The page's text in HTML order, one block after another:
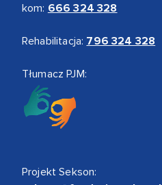
kom: 666 324 328
Rehabilitacja: 796 324 328
Tłumacz PJM:
Projekt Sekson: